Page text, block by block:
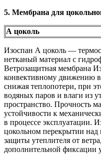
5. Мембрана для
А цоколь
Изоспан А цоколь —
нетканый материал с
Ветрозащитная мембрана
конвективному движению
снижая теплопотери, при
водяных паров и влаги из
пространство. Прочность
устойчивости к
в процессе эксплуатации.
цокольном перекрытии
защиты утеплителя от
дополнительной фиксации